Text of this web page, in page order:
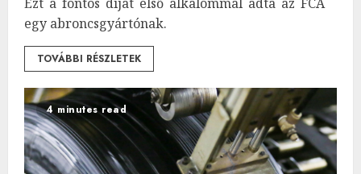
egy abroncsgyártónak.
TOVÁBBI RÉSZLETEK
4 minutes read